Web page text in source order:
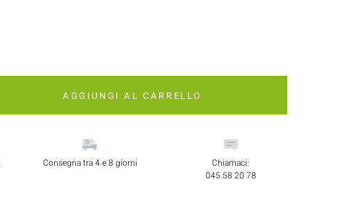
AGGIUNGI AL CARRELLO
Consegna tra 4 e 8 giorni
Chiamaci:
045 58 20 78